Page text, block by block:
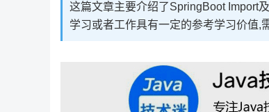
这篇文章主要介绍了SpringBoot Import
学习或者工作具有一定的参考学习价值,